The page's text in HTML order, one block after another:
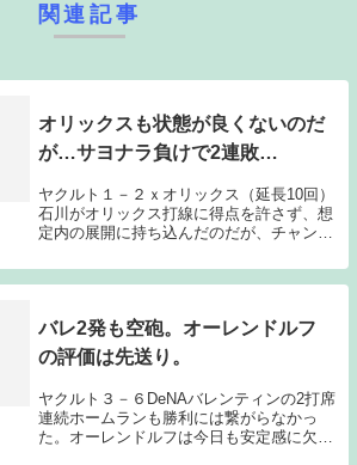
関連記事
オリックスも状態が良くないのだ
が…サヨナラ負けで2連敗…
ヤクルト１－２ｘオリックス（延長10回）
石川がオリックス打線に得点を許さず、想
定内の展開に持ち込んだのだが、チャンス
つかれると延長10回にギルメットが駿太に
サヨナラタイムリーを浴びてしまった。オ
バレ2発も空砲。オーレンドルフ
の評価は先送り。
ヤクルト３－６DeNAバレンティンの2打席
連続ホームランも勝利には繋がらなかっ
た。オーレンドルフは今日も安定感に欠け